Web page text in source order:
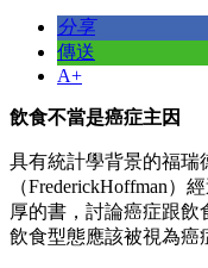
分享
傳送
A+
飲食不當是癌症主因
具有統計學背景的福瑞
（FrederickHoffman）
厚的書，討論癌症跟
飲食型態應該被視為癌